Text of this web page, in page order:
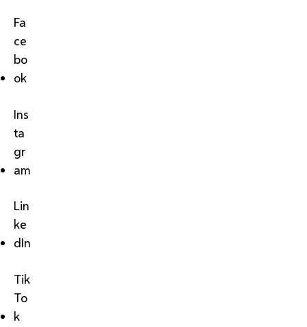
Fa
ce
bo
ok
Ins
ta
gr
am
Lin
ke
dIn
Tik
To
k